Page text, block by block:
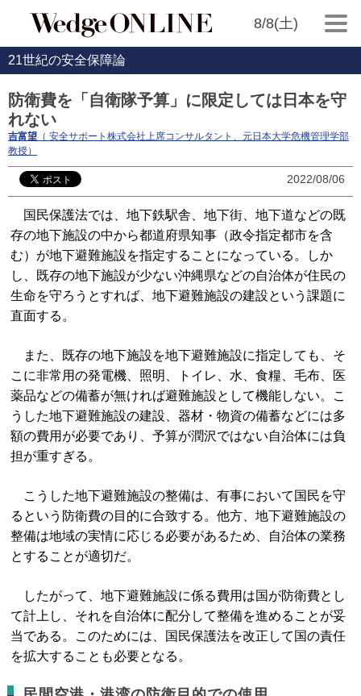
8/8(土)
21世紀の安全保障論
防衛費を「自衛隊予算」に限定しては日本を守
れない
吉富望 （ 安全サポート株式会社上席コンサルタント、元日本大学危機管理学部
教授）
2022/08/06
国民保護法では、地下鉄駅舎、地下街、地下道などの既
存の地下施設の中から都道府県知事（政令指定都市を含
む）が地下避難施設を指定することになっている。しか
し、既存の地下施設が少ない沖縄県などの自治体が住民の
生命を守ろうとすれば、地下避難施設の建設という課題に
直面する。
また、既存の地下施設を地下避難施設に指定しても、そ
こに非常用の発電機、照明、トイレ、水、食糧、毛布、医
薬品などの備蓄が無ければ避難施設として機能しない。こ
うした地下避難施設の建設、器材・物資の備蓄などには多
額の費用が必要であり、予算が潤沢ではない自治体には負
担が重すぎる。
こうした地下避難施設の整備は、有事において国民を守
るという防衛費の目的に合致する。他方、地下避難施設の
整備は地域の実情に応じる必要があるため、自治体の業務
とすることが適切だ。
したがって、地下避難施設に係る費用は国が防衛費とし
て計上し、それを自治体に配分して整備を進めることが妥
当である。このためには、国民保護法を改正して国の責任
を拡大することも必要となる。